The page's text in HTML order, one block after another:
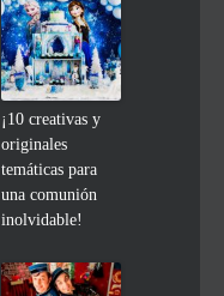
¡10 creativas y
originales
temáticas para
una comunión
inolvidable!